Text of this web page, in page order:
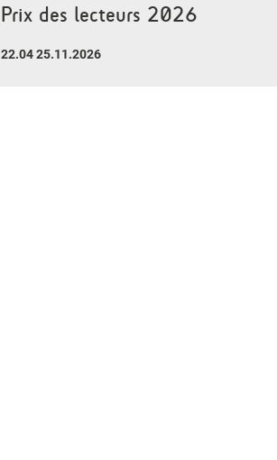
Prix des lecteurs 2026
22.04 25.11.2026